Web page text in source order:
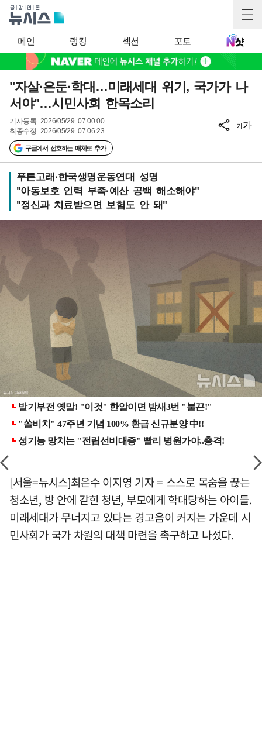
메인 랭킹 섹션 포토
"자살·은둔·학대…미래세대 위기, 국가가 나
서야"…시민사회 한목소리
기사등록 2026/05/29 07:00:00
최종수정 2026/05/29 07:06:23
구글에서 선호하는 매체로 추가
가가
푸른고래·한국생명운동연대 성명
"아동보호 인력 부족·예산 공백 해소해야"
"정신과 치료받으면 보험도 안 돼"
[서울=뉴시스]최은수 이지영 기자 = 스스로 목숨을 끊는
청소년, 방 안에 갇힌 청년, 부모에게 학대당하는 아이들.
미래세대가 무너지고 있다는 경고음이 커지는 가운데 시
민사회가 국가 차원의 대책 마련을 촉구하고 나섰다.